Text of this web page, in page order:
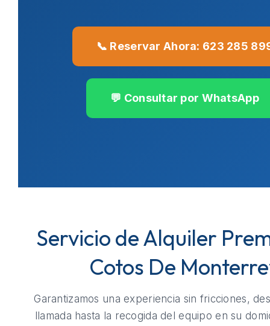
📞 Reservar Ahora: 623 285
💬 Consultar por WhatsApp
Servicio de Alquiler
Cotos De
Garantizamos una experiencia sin fricciones,
llamada hasta la recogida del equipo en su